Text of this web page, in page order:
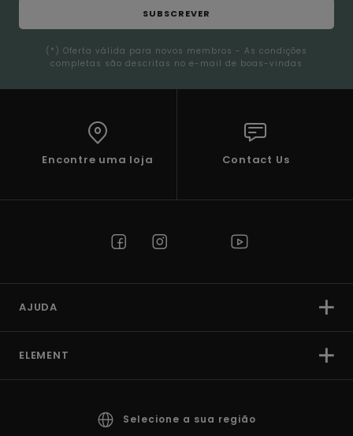
SUBSCREVER
(*) Oferta válida para novos membros - As condições
completas são descritas no e-mail de boas-vindas
Encontre uma loja Contact Us
AJUDA
ELEMENT
Selecione a sua região